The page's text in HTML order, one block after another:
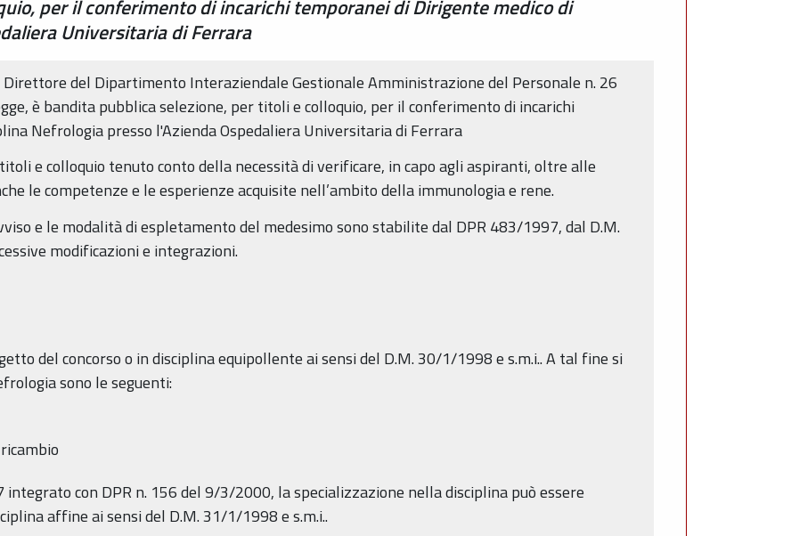
per il conferimento di incarichi temporanei di Dirigente medico di
Universitaria di Ferrara
del Dipartimento Interaziendale Gestionale Amministrazione del Personale n. 26
è bandita pubblica selezione, per titoli e colloquio, per il conferimento di incarichi
Nefrologia presso l'Azienda Ospedaliera Universitaria di Ferrara
e colloquio tenuto conto della necessità di verificare, in capo agli aspiranti, oltre alle
le competenze e le esperienze acquisite nell’ambito della immunologia e rene.
e le modalità di espletamento del medesimo sono stabilite dal DPR 483/1997, dal D.M.
modificazioni e integrazioni.
del concorso o in disciplina equipollente ai sensi del D.M. 30/1/1998 e s.m.i.. A tal fine si
sono le seguenti:
con DPR n. 156 del 9/3/2000, la specializzazione nella disciplina può essere
affine ai sensi del D.M. 31/1/1998 e s.m.i..